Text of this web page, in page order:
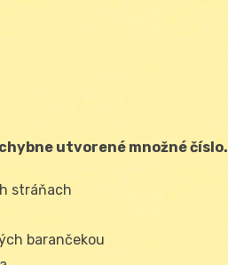
utvorené množné číslo.
stráňach
barančekou